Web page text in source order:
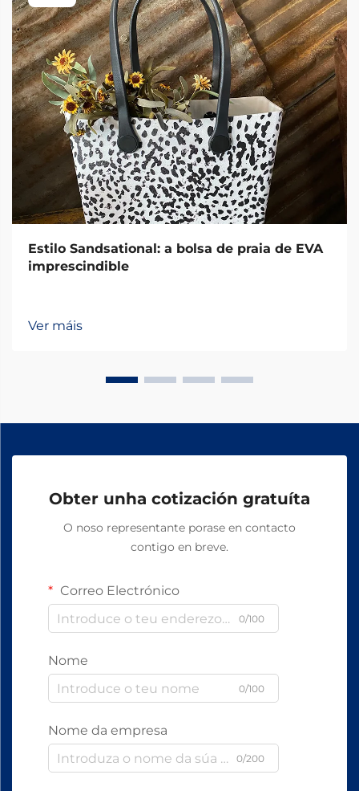
Estilo Sandsational: a bolsa de praia de EVA
imprescindible
Ver máis
Obter unha cotización gratuíta
O noso representante porase en contacto
contigo en breve.
Correo Electrónico
0/100
Nome
0/100
Nome da empresa
0/200